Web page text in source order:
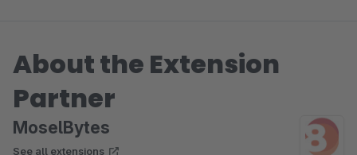
About the Extension
Partner
MoselBytes
See all extensions